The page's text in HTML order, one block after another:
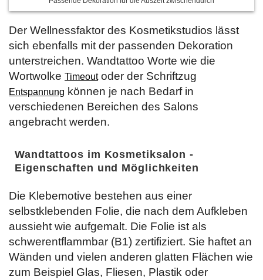
Der Wellnessfaktor des Kosmetikstudios lässt
sich ebenfalls mit der passenden Dekoration
unterstreichen. Wandtattoo Worte wie die
Wortwolke Timeoutoder der Schriftzug
Entspannung können je nach Bedarf in
verschiedenen Bereichen des Salons
angebracht werden.
Wandtattoos im Kosmetiksalon -
Eigenschaften und Möglichkeiten
Die Klebemotive bestehen aus einer
selbstklebenden Folie, die nach dem Aufkleben
aussieht wie aufgemalt. Die Folie ist als
schwerentflammbar (B1) zertifiziert. Sie haftet an
Wänden und vielen anderen glatten Flächen wie
zum Beispiel Glas, Fliesen, Plastik oder